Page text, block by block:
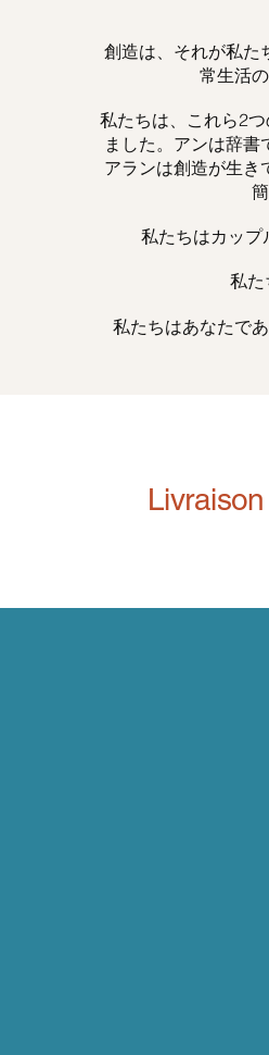
創造は、それが私た
常生活
私たちは、これら2
ました。アンは辞書
アランは創造が生き
私たちはカップ
私た
私たちはあなたで